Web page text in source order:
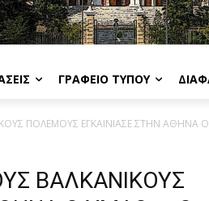
ΓΡΑΦΕΊΟ ΤΎΠΟΥ
ΠΟΛΕΜΟΥΣ ΕΓΚΑΙΝΙΑΣΕ ΣΤΗΝ ΑΘΗΝΑ
ΒΑΛΚΑΝΙΚΟΥΣ